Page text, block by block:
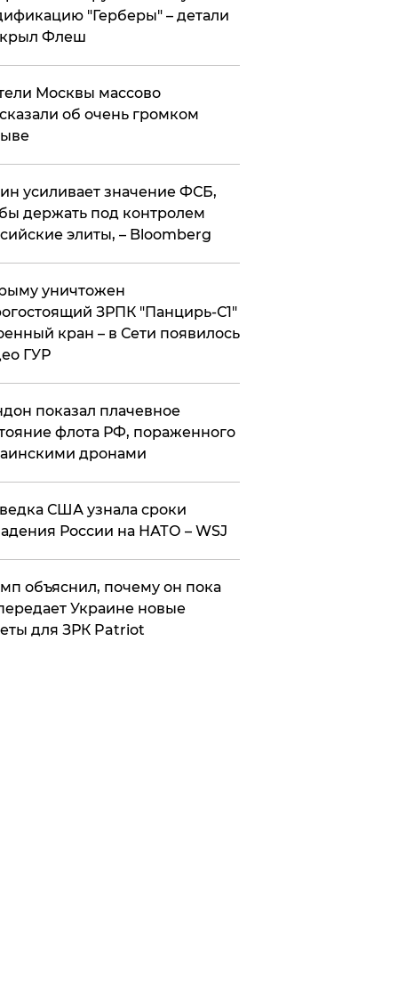
"Герберы" – детали
Флеш
Москвы массово
об очень громком
усиливает значение ФСБ,
держать под контролем
элиты, – Bloomberg
уничтожен
ЗРПК "Панцирь-С1"
кран – в Сети появилось
ГУР
показал плачевное
флота РФ, пораженного
дронами
США узнала сроки
России на НАТО – WSJ
объяснил, почему он пока
Украине новые
для ЗРК Patriot